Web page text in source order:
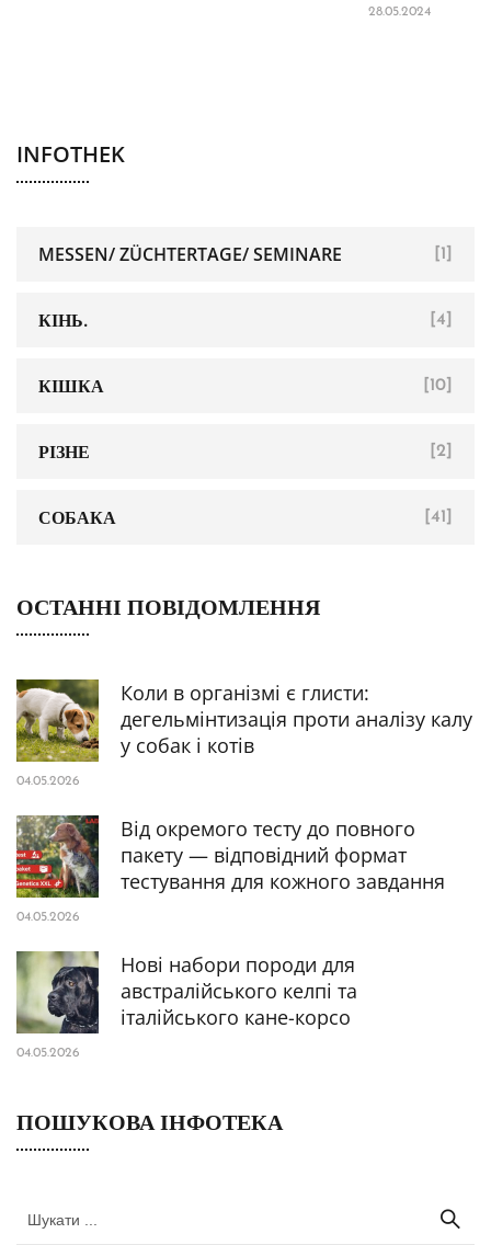
28.05.2024
INFOTHEK
MESSEN/ ZÜCHTERTAGE/ SEMINARE [1]
КІНЬ. [4]
КІШКА [10]
РІЗНЕ [2]
СОБАКА [41]
ОСТАННІ ПОВІДОМЛЕННЯ
Коли в організмі є глисти:
дегельмінтизація проти аналізу калу
у собак і котів
04.05.2026
Від окремого тесту до повного
пакету — відповідний формат
тестування для кожного завдання
04.05.2026
Нові набори породи для
австралійського келпі та
італійського кане-корсо
04.05.2026
ПОШУКОВА ІНФОТЕКА